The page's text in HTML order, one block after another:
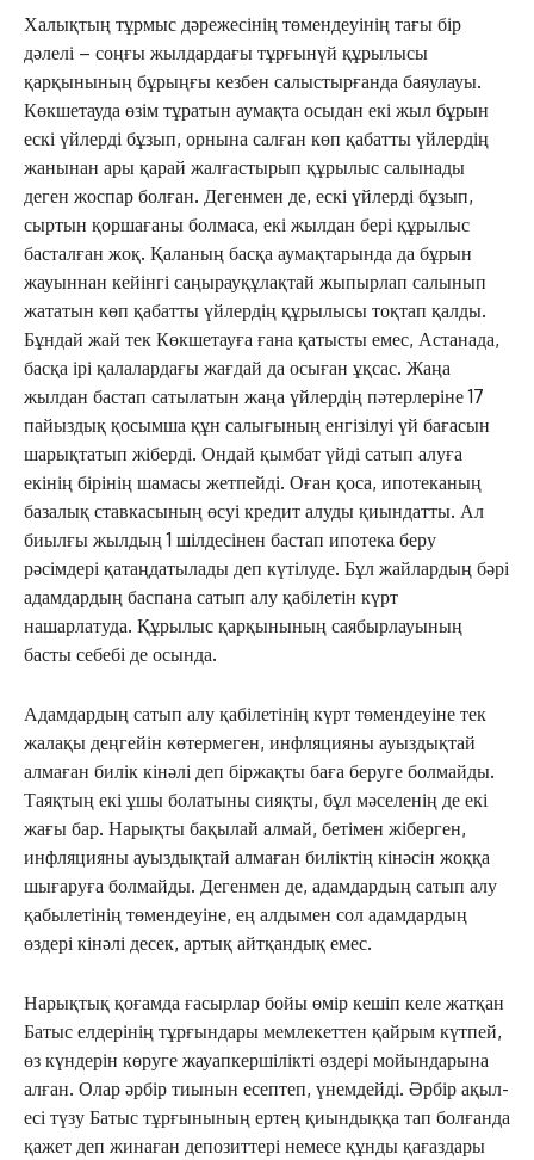
Халықтың тұрмыс дәрежесінің төмендеуінің тағы бір
дәлелі – соңғы жылдардағы тұрғынүй құрылысы
қарқынының бұрыңғы кезбен салыстырғанда баяулауы.
Көкшетауда өзім тұратын аумақта осыдан екі жыл бұрын
ескі үйлерді бұзып, орнына салған көп қабатты үйлердің
жанынан ары қарай жалғастырып құрылыс салынады
деген жоспар болған. Дегенмен де, ескі үйлерді бұзып,
сыртын қоршағаны болмаса, екі жылдан бері құрылыс
басталған жоқ. Қаланың басқа аумақтарында да бұрын
жауыннан кейінгі саңырауқұлақтай жыпырлап салынып
жататын көп қабатты үйлердің құрылысы тоқтап қалды.
Бұндай жай тек Көкшетауға ғана қатысты емес, Астанада,
басқа ірі қалалардағы жағдай да осыған ұқсас. Жаңа
жылдан бастап сатылатын жаңа үйлердің пәтерлеріне 17
пайыздық қосымша құн салығының енгізілуі үй бағасын
шарықтатып жіберді. Ондай қымбат үйді сатып алуға
екінің бірінің шамасы жетпейді. Оған қоса, ипотеканың
базалық ставкасының өсуі кредит алуды қиындатты. Ал
биылғы жылдың 1 шілдесінен бастап ипотека беру
рәсімдері қатаңдатылады деп күтілуде. Бұл жайлардың бәрі
адамдардың баспана сатып алу қабілетін күрт
нашарлатуда. Құрылыс қарқынының саябырлауының
басты себебі де осында.
Адамдардың сатып алу қабілетінің күрт төмендеуіне тек
жалақы деңгейін көтермеген, инфляцияны ауыздықтай
алмаған билік кінәлі деп біржақты баға беруге болмайды.
Таяқтың екі ұшы болатыны сияқты, бұл мәселенің де екі
жағы бар. Нарықты бақылай алмай, бетімен жіберген,
инфляцияны ауыздықтай алмаған биліктің кінәсін жоққа
шығаруға болмайды. Дегенмен де, адамдардың сатып алу
қабылетінің төмендеуіне, ең алдымен сол адамдардың
өздері кінәлі десек, артық айтқандық емес.
Нарықтық қоғамда ғасырлар бойы өмір кешіп келе жатқан
Батыс елдерінің тұрғындары мемлекеттен қайрым күтпей,
өз күндерін көруге жауапкершілікті өздері мойындарына
алған. Олар әрбір тиынын есептеп, үнемдейді. Әрбір ақыл-
есі түзу Батыс тұрғынының ертең қиындыққа тап болғанда
қажет деп жинаған депозиттері немесе құнды қағаздары